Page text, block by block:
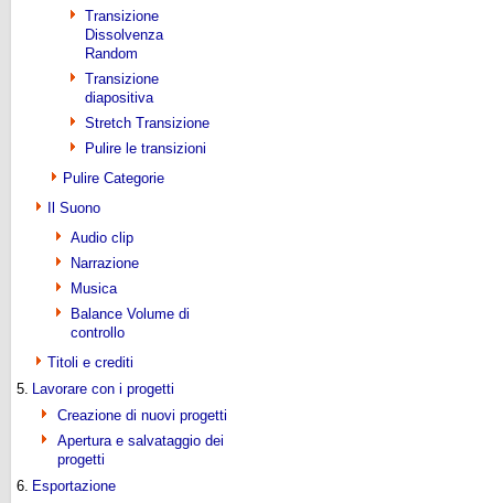
Transizione
Dissolvenza
Random
Transizione
diapositiva
Stretch Transizione
Pulire le transizioni
Pulire Categorie
Il Suono
Audio clip
Narrazione
Musica
Balance Volume di
controllo
Titoli e crediti
5. Lavorare con i progetti
Creazione di nuovi progetti
Apertura e salvataggio dei
progetti
6. Esportazione